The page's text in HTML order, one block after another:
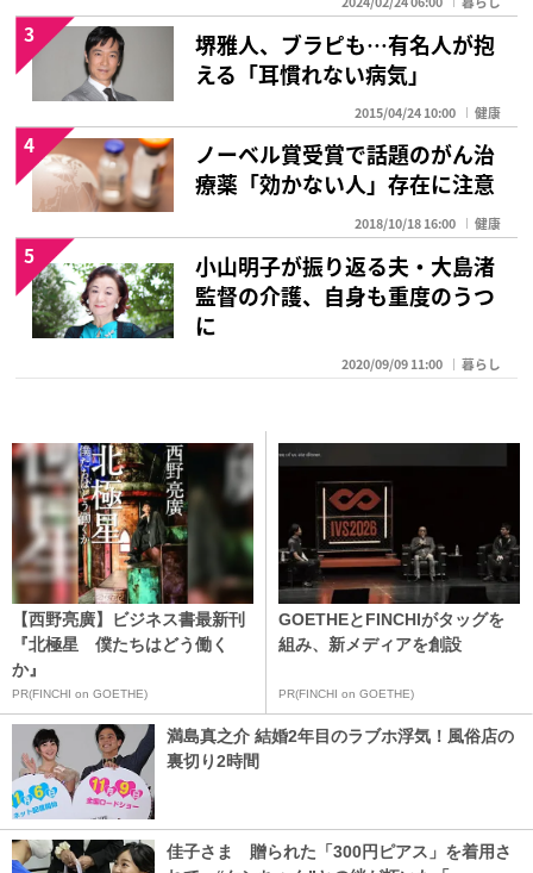
堺雅人、ブラピも…有名人が抱
える「耳慣れない病気」
2015/04/24 10:00 健康
3
ノーベル賞受賞で話題のがん治
療薬「効かない人」存在に注意
2018/10/18 16:00 健康
4
小山明子が振り返る夫・大島渚
監督の介護、自身も重度のうつ
に
2020/09/09 11:00 暮らし
5
【西野亮廣】ビジネス書最新刊
『北極星 僕たちはどう働く
か』
PR(FINCHI on GOETHE)
GOETHEとFINCHIがタッグを
組み、新メディアを創設
PR(FINCHI on GOETHE)
満島真之介 結婚2年目のラブホ浮気！風俗店の
裏切り2時間
佳子さま 贈られた「300円ピアス」を着用さ